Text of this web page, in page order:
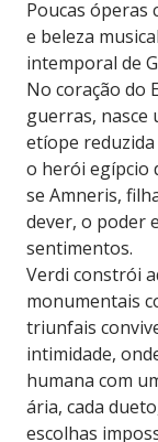
Poucas óperas
e beleza
intemporal de
No coração do
guerras, nasce
etíope reduzida
o herói egípcio
se Amneris,
dever, o poder
sentimentos.
Verdi constrói
monumentais
triunfais
intimidade,
humana com
ária, cada
escolhas